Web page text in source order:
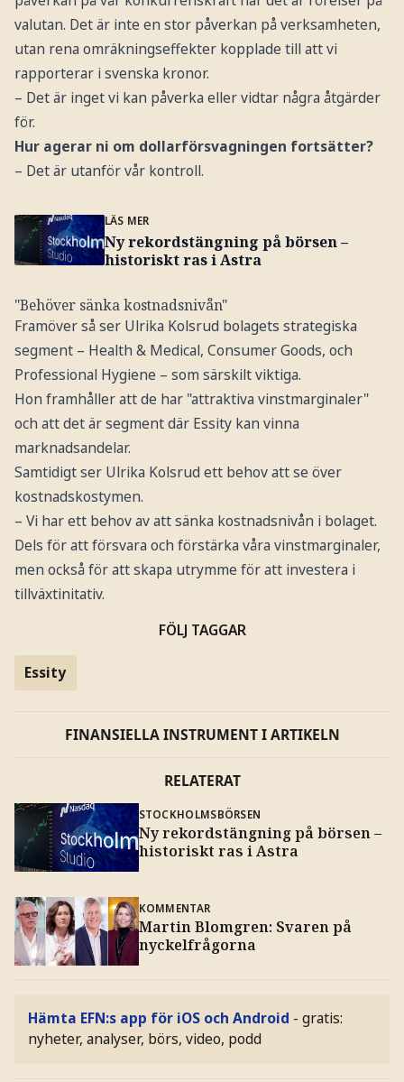
valutan. Det är inte en stor påverkan på verksamheten,
utan rena omräkningseffekter kopplade till att vi
rapporterar i svenska kronor.
– Det är inget vi kan påverka eller vidtar några åtgärder
för.
Hur agerar ni om dollarförsvagningen fortsätter?
– Det är utanför vår kontroll.
LÄS MER
Ny rekordstängning på börsen –
historiskt ras i Astra
"Behöver sänka kostnadsnivån"
Framöver så ser Ulrika Kolsrud bolagets strategiska
segment – Health & Medical, Consumer Goods, och
Professional Hygiene – som särskilt viktiga.
Hon framhåller att de har "attraktiva vinstmarginaler"
och att det är segment där Essity kan vinna
marknadsandelar.
Samtidigt ser Ulrika Kolsrud ett behov att se över
kostnadskostymen.
– Vi har ett behov av att sänka kostnadsnivån i bolaget.
Dels för att försvara och förstärka våra vinstmarginaler,
men också för att skapa utrymme för att investera i
tillväxtinitativ.
FÖLJ TAGGAR
Essity
FINANSIELLA INSTRUMENT I ARTIKELN
RELATERAT
STOCKHOLMSBÖRSEN
Ny rekordstängning på börsen –
historiskt ras i Astra
KOMMENTAR
Martin Blomgren: Svaren på
nyckelfrågorna
Hämta EFN:s app för iOS och Android - gratis:
nyheter, analyser, börs, video, podd